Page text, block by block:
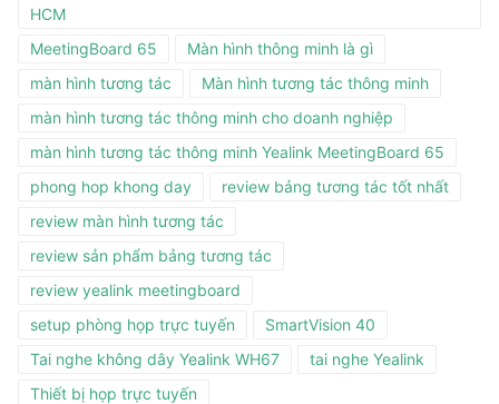
HCM
MeetingBoard 65
Màn hình thông minh là gì
màn hình tương tác
Màn hình tương tác thông minh
màn hình tương tác thông minh cho doanh nghiệp
màn hình tương tác thông minh Yealink MeetingBoard 65
phong hop khong day
review bảng tương tác tốt nhất
review màn hình tương tác
review sản phẩm bảng tương tác
review yealink meetingboard
setup phòng họp trực tuyến
SmartVision 40
Tai nghe không dây Yealink WH67
tai nghe Yealink
Thiết bị họp trực tuyến